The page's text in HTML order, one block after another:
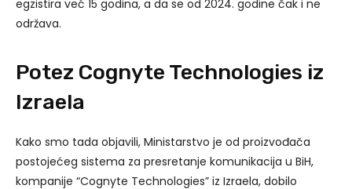
egzistira već 15 godina, a da se od 2024. godine čak i ne
održava.
Potez Cognyte Technologies iz
Izraela
Kako smo tada objavili, Ministarstvo je od proizvođača
postojećeg sistema za presretanje komunikacija u BiH,
kompanije “Cognyte Technologies” iz Izraela, dobilo